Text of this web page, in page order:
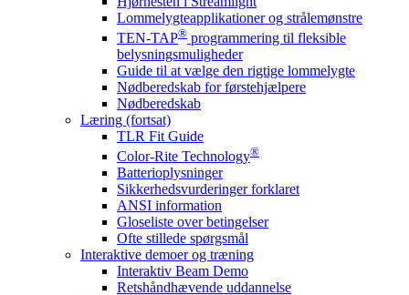
Lommelygteapplikationer og strålemønstre
TEN-TAP® programmering til fleksible
belysningsmuligheder
Guide til at vælge den rigtige lommelygte
Nødberedskab for førstehjælpere
Nødberedskab
Læring (fortsat)
TLR Fit Guide
Color-Rite Technology®
Batterioplysninger
Sikkerhedsvurderinger forklaret
ANSI information
Gloseliste over betingelser
Ofte stillede spørgsmål
Interaktive demoer og træning
Interaktiv Beam Demo
Retshåndhævende uddannelse